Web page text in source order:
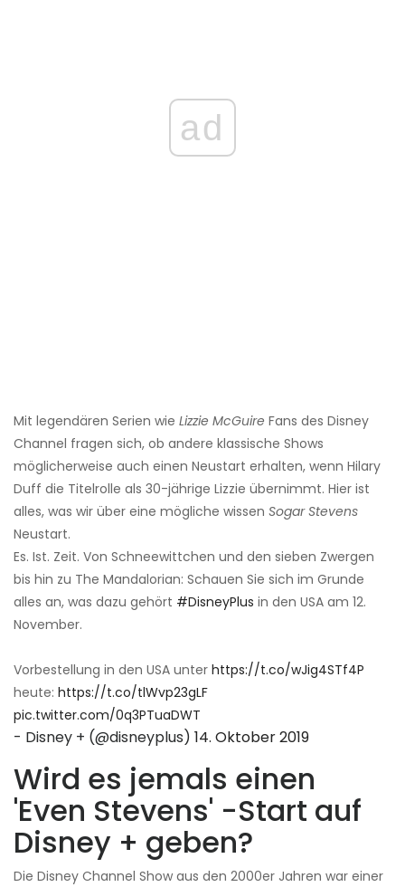
ad
Mit legendären Serien wie Lizzie McGuire Fans des Disney
Channel fragen sich, ob andere klassische Shows
möglicherweise auch einen Neustart erhalten, wenn Hilary
Duff die Titelrolle als 30-jährige Lizzie übernimmt. Hier ist
alles, was wir über eine mögliche wissen Sogar Stevens
Neustart.
Es. Ist. Zeit. Von Schneewittchen und den sieben Zwergen
bis hin zu The Mandalorian: Schauen Sie sich im Grunde
alles an, was dazu gehört #DisneyPlus in den USA am 12.
November.
Vorbestellung in den USA unter https://t.co/wJig4STf4P
heute: https://t.co/tlWvp23gLF
pic.twitter.com/0q3PTuaDWT
- Disney + (@disneyplus) 14. Oktober 2019
Wird es jemals einen
'Even Stevens' -Start auf
Disney + geben?
Die Disney Channel Show aus den 2000er Jahren war einer